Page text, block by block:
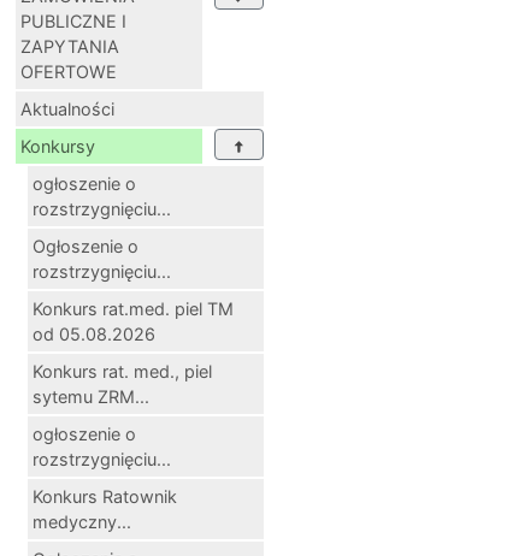
PUBLICZNE I
ZAPYTANIA
OFERTOWE
Aktualności
Konkursy
ogłoszenie o
rozstrzygnięciu...
Ogłoszenie o
rozstrzygnięciu...
Konkurs rat.med. piel TM
od 05.08.2026
Konkurs rat. med., piel
sytemu ZRM...
ogłoszenie o
rozstrzygnięciu...
Konkurs Ratownik
medyczny...